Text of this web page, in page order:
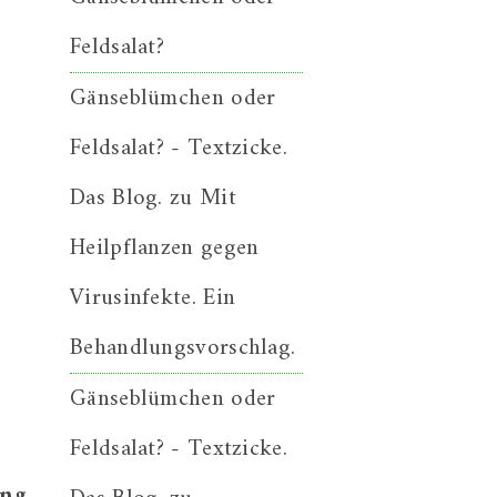
Feldsalat?
Gänseblümchen oder
Feldsalat? - Textzicke.
Das Blog. zu Mit
Heilpflanzen gegen
Virusinfekte. Ein
Behandlungsvorschlag.
Gänseblümchen oder
Feldsalat? - Textzicke.